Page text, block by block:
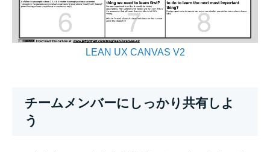
LEAN UX CANVAS V2
チームメンバーにしっかり共有しよ
う